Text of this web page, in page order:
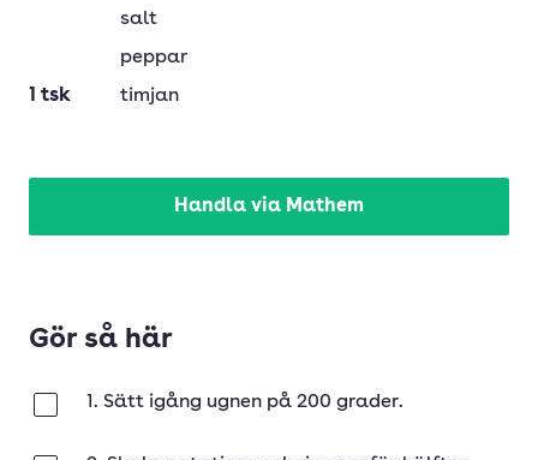
salt
peppar
1 tsk timjan
Handla via Mathem
Gör så här
1. Sätt igång ugnen på 200 grader.